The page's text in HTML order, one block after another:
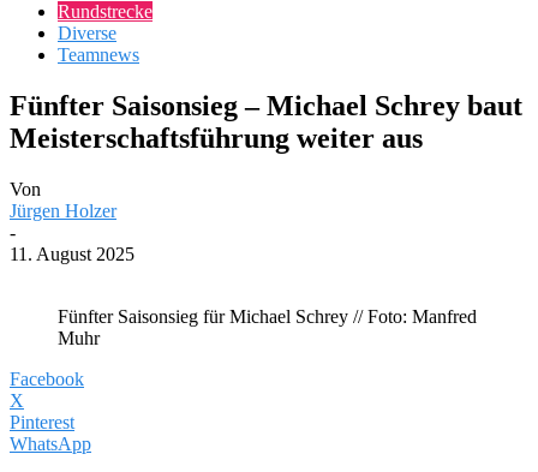
Rundstrecke
Diverse
Teamnews
Fünfter Saisonsieg – Michael Schrey baut
Meisterschaftsführung weiter aus
Von
Jürgen Holzer
-
11. August 2025
Fünfter Saisonsieg für Michael Schrey // Foto: Manfred
Muhr
Facebook
X
Pinterest
WhatsApp